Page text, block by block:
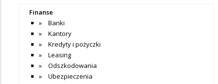
Finanse
Banki
Kantory
Kredyty i pożyczki
Leasing
Odszkodowania
Ubezpieczenia